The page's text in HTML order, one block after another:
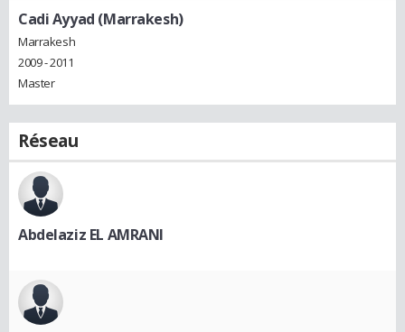
Cadi Ayyad (Marrakesh)
Marrakesh
2009 - 2011
Master
Réseau
Abdelaziz EL AMRANI